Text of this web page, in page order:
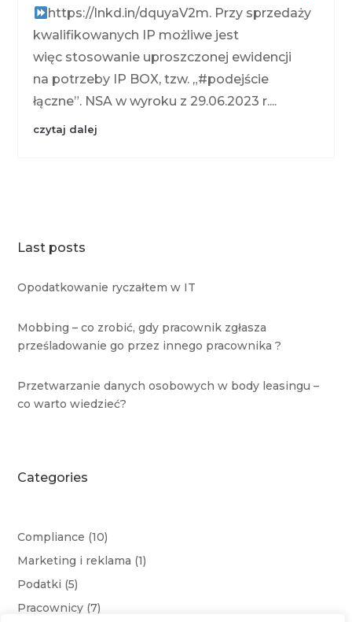
https://lnkd.in/dquyaV2m. Przy sprzedaży
kwalifikowanych IP możliwe jest
więc stosowanie uproszczonej ewidencji
na potrzeby IP BOX, tzw. „#podejście
łączne”. NSA w wyroku z 29.06.2023 r....
czytaj dalej
Last posts
Opodatkowanie ryczałtem w IT
Mobbing – co zrobić, gdy pracownik zgłasza
prześladowanie go przez innego pracownika ?
Przetwarzanie danych osobowych w body leasingu –
co warto wiedzieć?
Categories
Compliance (10)
Marketing i reklama (1)
Podatki (5)
Pracownicy (7)